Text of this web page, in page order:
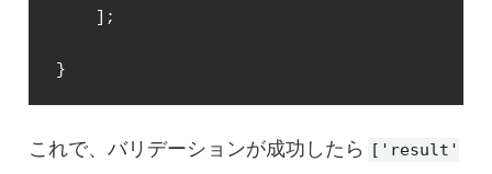
    ];
}
これで、バリデーションが成功したら ['result'